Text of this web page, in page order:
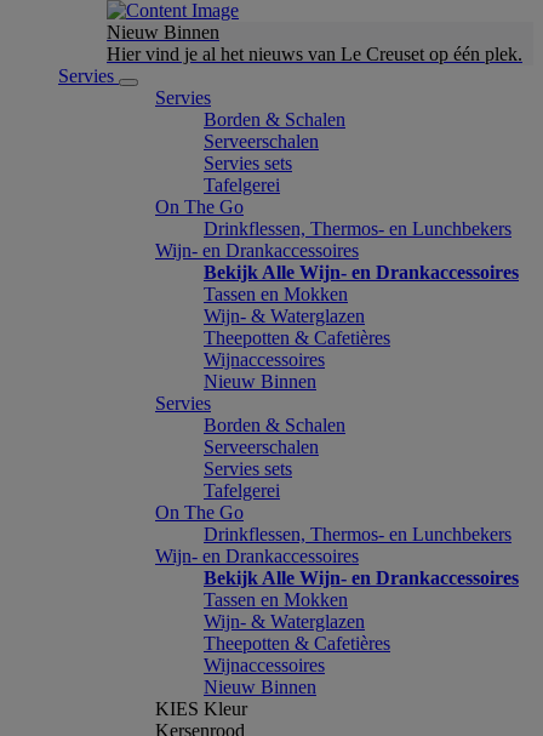
Nieuw Binnen
Hier vind je al het nieuws van Le Creuset op één plek.
Servies
Servies
Borden & Schalen
Serveerschalen
Servies sets
Tafelgerei
On The Go
Drinkflessen, Thermos- en Lunchbekers
Wijn- en Drankaccessoires
Bekijk Alle Wijn- en Drankaccessoires
Tassen en Mokken
Wijn- & Waterglazen
Theepotten & Cafetières
Wijnaccessoires
Nieuw Binnen
Servies
Borden & Schalen
Serveerschalen
Servies sets
Tafelgerei
On The Go
Drinkflessen, Thermos- en Lunchbekers
Wijn- en Drankaccessoires
Bekijk Alle Wijn- en Drankaccessoires
Tassen en Mokken
Wijn- & Waterglazen
Theepotten & Cafetières
Wijnaccessoires
Nieuw Binnen
KIES Kleur
Kersenrood